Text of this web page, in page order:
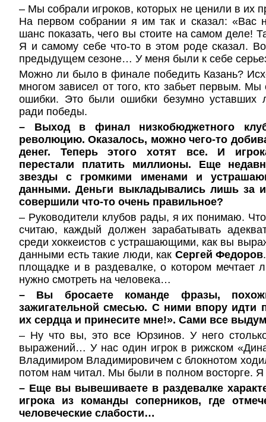
– Мы собрали игроков, которых не ценили в их
На первом собрании я им так и сказал: «Вас
шанс показать, чего вы стоите на самом деле!
Я и самому себе что-то в этом роде сказал.
предыдущем сезоне… У меня были к себе
Можно ли было в финале победить Казань?
многом зависел от того, кто забьет первым.
ошибки. Это были ошибки безумно уставших
ради победы.
– Выход в финал низкобюджетного
революцию. Оказалось, можно чего-то
денег. Теперь этого хотят все. И
перестали платить миллионы. Еще
звезды с громкими именами и
данными. Деньги выкладывались лишь за
совершили что-то очень правильное?
– Руководители клубов рады, я их понимаю. Что
считаю, каждый должен зарабатывать
среди хоккеистов с устрашающими, как вы
данными есть такие люди, как Сергей Федоров
площадке и в раздевалке, о котором мечтает
нужно смотреть на человека…
– Вы бросаете команде фразы,
зажигательной смесью. С ними впору идти
их сердца и принесите мне!». Сами все
– Ну что вы, это все Юрзинов. У него
выражений… У нас один игрок в рижском
Владимиром Владимировичем с блокнотом
потом нам читал. Мы были в полном восторге.
– Еще вы вывешиваете в раздевалке
игрока из команды соперников, где
человеческие слабости…